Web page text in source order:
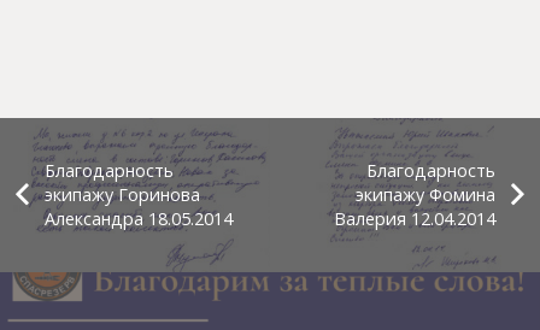
Благодарность
экипажу Горинова
Александра 18.05.2014
Благодарность
экипажу Фомина
Валерия 12.04.2014